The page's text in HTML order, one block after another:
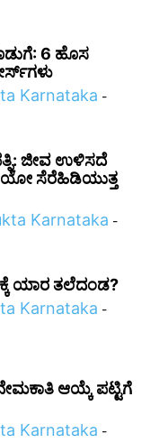
6 ಹೊಸ
Karnataka -
ಜೀವ ಉಳಿಸದೆ
ಸೆರೆಹಿಡಿಯುತ್ತ
Karnataka -
ಯಾರ ತಲೆದಂಡ?
Karnataka -
ಆಯ್ಕೆ ಪಟ್ಟಿಗೆ
Karnataka -